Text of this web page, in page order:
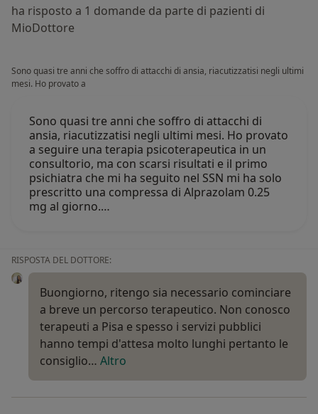
ha risposto a 1 domande da parte di pazienti di
MioDottore
Sono quasi tre anni che soffro di attacchi di ansia, riacutizzatisi negli ultimi
mesi. Ho provato a
Sono quasi tre anni che soffro di attacchi di
ansia, riacutizzatisi negli ultimi mesi. Ho provato
a seguire una terapia psicoterapeutica in un
consultorio, ma con scarsi risultati e il primo
psichiatra che mi ha seguito nel SSN mi ha solo
prescritto una compressa di Alprazolam 0.25
mg al giorno.…
RISPOSTA DEL DOTTORE:
Buongiorno, ritengo sia necessario cominciare
a breve un percorso terapeutico. Non conosco
terapeuti a Pisa e spesso i servizi pubblici
hanno tempi d'attesa molto lunghi pertanto le
consiglio… Altro